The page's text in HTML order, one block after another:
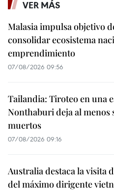
VER MÁS
Malasia impulsa objetivo
consolidar ecosistema
emprendimiento
07/08/2026 09:56
Tailandia: Tiroteo en una
Nonthaburi deja al menos
muertos
07/08/2026 09:16
Australia destaca la visita
del máximo dirigente